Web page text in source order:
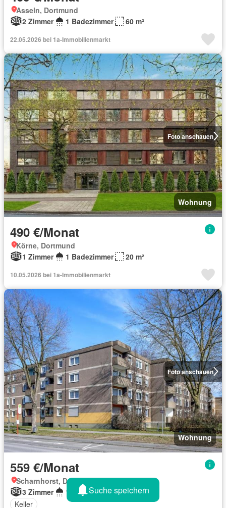
Asseln, Dortmund
2 Zimmer
1 Badezimmer 60 m²
22.05.2026 bei 1a-Immobilienmarkt
Foto anschauen
Wohnung
490 €/Monat
Körne, Dortmund
1 Zimmer
1 Badezimmer 20 m²
10.05.2026 bei 1a-Immobilienmarkt
Foto anschauen
Wohnung
559 €/Monat
Scharnhorst, Dortmund
3 Zimmer
1 Badezimmer
72 m²
Keller
Suche speichern